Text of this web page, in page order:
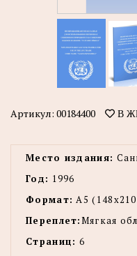
Артикул: 00184400 В
Место издания:
Год: 1996
Формат: А5
Переплет:Мягкая
Страниц: 6